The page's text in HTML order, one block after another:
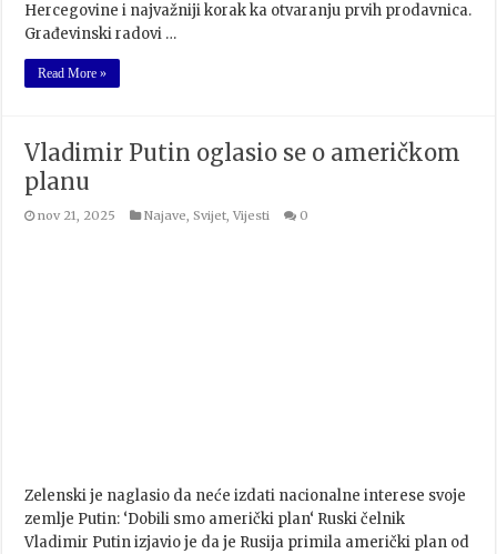
Hercegovine i najvažniji korak ka otvaranju prvih prodavnica.
Građevinski radovi …
Read More »
Vladimir Putin oglasio se o američkom
planu
nov 21, 2025 Najave,Svijet,Vijesti 0
Zelenski je naglasio da neće izdati nacionalne interese svoje
zemlje Putin: ‘Dobili smo američki plan‘ Ruski čelnik
Vladimir Putin izjavio je da je Rusija primila američki plan od